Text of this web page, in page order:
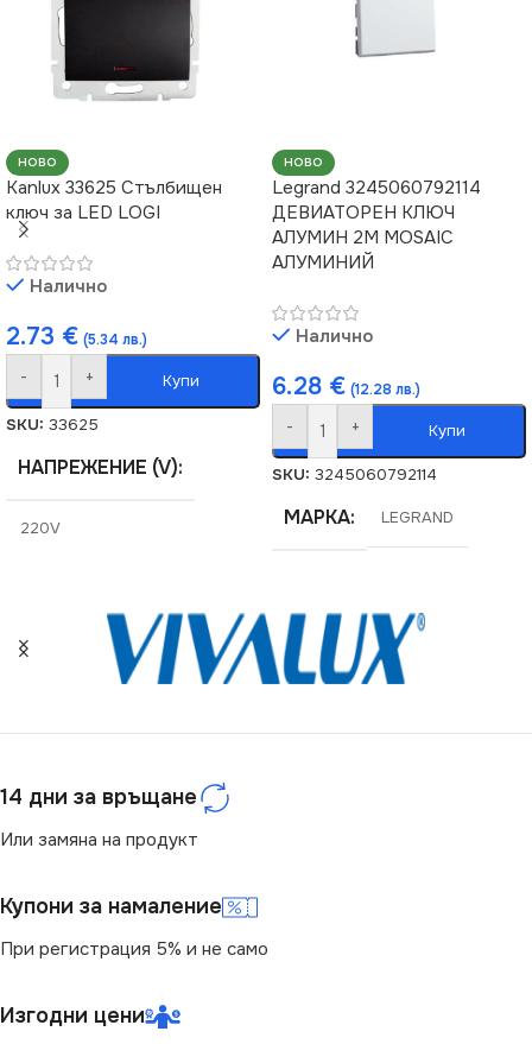
НОВО
Kanlux 33625 Стълбищен
ключ за LED LOGI
Налично
2.73 € (5.34 лв.)
- + Купи
SKU: 33625
НАПРЕЖЕНИЕ (V)
220V
СТЕПЕН НА ЗАЩИТА
ЦВЯТ Черно
НОВО
Legrand 3245060792114
ДЕВИАТОРЕН КЛЮЧ
АЛУМИН 2М MOSAIC
АЛУМИНИЙ
Налично
6.28 € (12.28 лв.)
- + Купи
SKU: 3245060792114
МАРКА LEGRAND
14 дни за връщане
Или замяна на продукт
Купони за намаление
При регистрация 5% и не само
Изгодни цени